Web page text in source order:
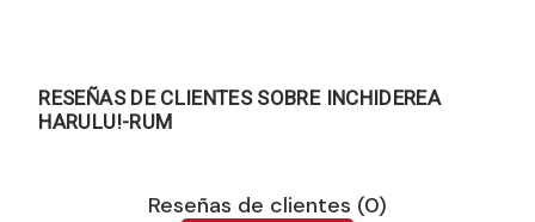
RESEÑAS DE CLIENTES SOBRE INCHIDEREA
HARULU!-RUM
Reseñas de clientes (0)